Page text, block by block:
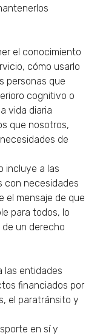
el conocimiento
cómo usarlo
personas que
cognitivo o
vida diaria
que nosotros,
de
incluye a las
con necesidades
el mensaje de que
para todos, lo
un derecho
las entidades
financiados por
el paratránsito y
en sí y